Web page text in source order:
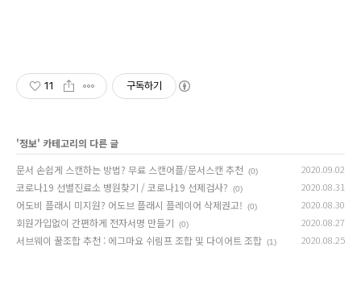
11 구독하기
'정보' 카테고리의 다른 글
문서 손쉽게 스캔하는 방법? 무료 스캔어플/문서스캔 추천
(0) 2020.09.02
코로나19 선별진료소 병원찾기 / 코로나19 선제검사? (0) 2020.08.31
어도비 플래시 미지원? 어도브 플래시 플레이어 삭제권고! (0) 2020.08.30
회원가입없이 간편하게 전자서명 만들기 (0) 2020.08.27
서브웨이 꿀조합 추천 : 에그마요 쉬림프 조합 및 다이어트 조합 (1) 2020.08.25